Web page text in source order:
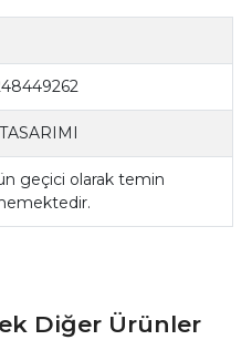
geçici olarak temin
Diğer Ürünler